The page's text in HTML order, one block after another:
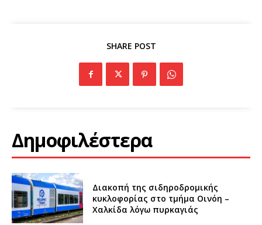
SHARE POST
Δημοφιλέστερα
Διακοπή της σιδηροδρομικής
κυκλοφορίας στο τμήμα Οινόη –
Χαλκίδα λόγω πυρκαγιάς